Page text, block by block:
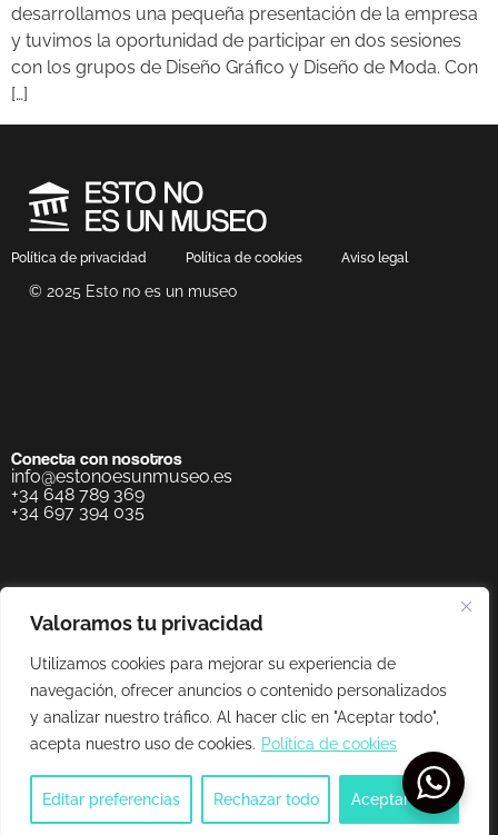
Valoramos tu privacidad
Utilizamos cookies para mejorar su experiencia de
navegación, ofrecer anuncios o contenido personalizados
y analizar nuestro tráfico. Al hacer clic en "Aceptar todo",
acepta nuestro uso de cookies. Política de cookies
Editar preferencias Rechazar todo Aceptar todo
desarrollamos una pequeña presentación de la empresa
y tuvimos la oportunidad de participar en dos sesiones
con los grupos de Diseño Gráfico y Diseño de Moda. Con
[…]
Política de privacidad Política de cookies Aviso legal
© 2025 Esto no es un museo
Conecta con nosotros
info@estonoesunmuseo.es
+34 648 789 369
+34 697 394 035